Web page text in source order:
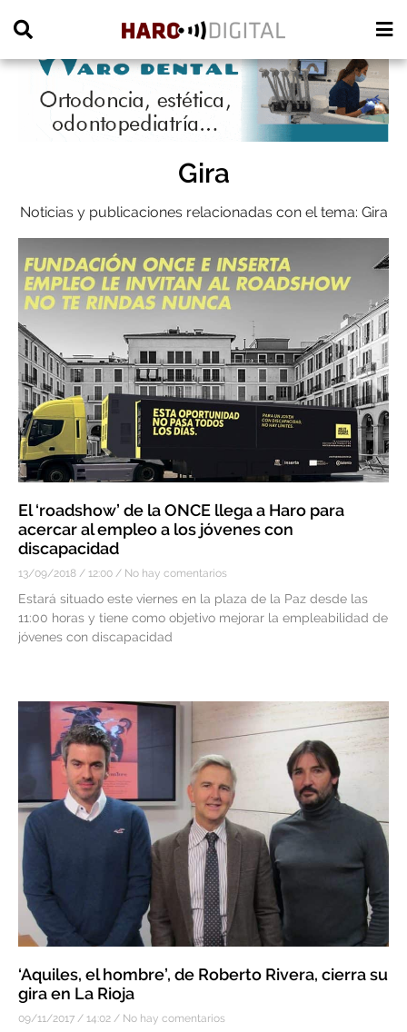
Gira
Noticias y publicaciones relacionadas con el tema: Gira
El ‘roadshow’ de la ONCE llega a Haro para
acercar al empleo a los jóvenes con
discapacidad
13/09/2018 12:00 No hay comentarios
Estará situado este viernes en la plaza de la Paz desde las
11:00 horas y tiene como objetivo mejorar la empleabilidad de
jóvenes con discapacidad
‘Aquiles, el hombre’, de Roberto Rivera, cierra su
gira en La Rioja
09/11/2017 14:02 No hay comentarios